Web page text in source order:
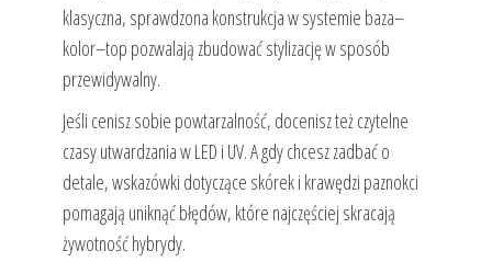
klasyczna, sprawdzona konstrukcja w systemie baza–
kolor–top pozwalają zbudować stylizację w sposób
przewidywalny.
Jeśli cenisz sobie powtarzalność, docenisz też czytelne
czasy utwardzania w LED i UV. A gdy chcesz zadbać o
detale, wskazówki dotyczące skórek i krawędzi paznokci
pomagają uniknąć błędów, które najczęściej skracają
żywotność hybrydy.